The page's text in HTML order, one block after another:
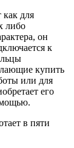
для
либо
он
к
купить
или для
его
в пяти